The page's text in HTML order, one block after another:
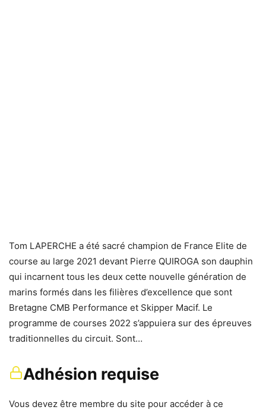
Tom LAPERCHE a été sacré champion de France Elite de
course au large 2021 devant Pierre QUIROGA son dauphin
qui incarnent tous les deux cette nouvelle génération de
marins formés dans les filières d’excellence que sont
Bretagne CMB Performance et Skipper Macif. Le
programme de courses 2022 s’appuiera sur des épreuves
traditionnelles du circuit. Sont…
Adhésion requise
Vous devez être membre du site pour accéder à ce